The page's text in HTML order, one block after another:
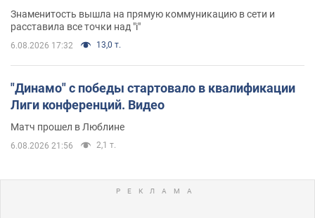
Знаменитость вышла на прямую коммуникацию в сети и
расставила все точки над "i"
6.08.2026 17:32 13,0 т.
"Динамо" с победы стартовало в квалификации
Лиги конференций. Видео
Матч прошел в Люблине
6.08.2026 21:56 2,1 т.